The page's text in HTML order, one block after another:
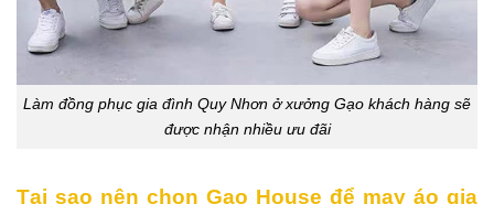
Làm đồng phục gia đình Quy Nhơn ở xưởng Gạo khách hàng sẽ
được nhận nhiều ưu đãi
Tại sao nên chọn Gạo House để may áo gia